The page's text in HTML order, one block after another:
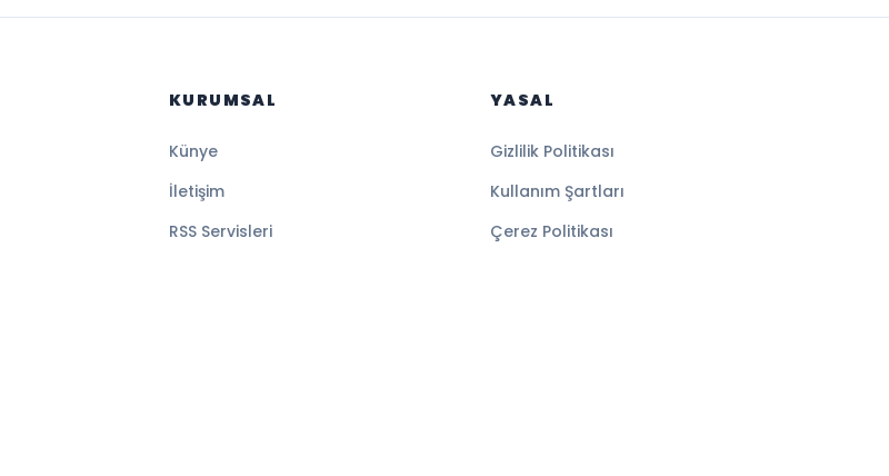
KURUMSAL
Künye
İletişim
RSS Servisleri
YASAL
Gizlilik Politikası
Kullanım Şartları
Çerez Politikası